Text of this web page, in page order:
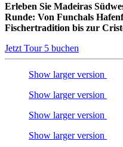
Erleben Sie Madeiras
Runde: Von Funchals
Fischertradition bis zur
Jetzt Tour 5 buchen
Show larger version
Show larger version
Show larger version
Show larger version